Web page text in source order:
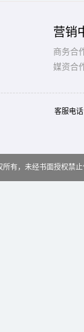
营销
商务合
媒资合
客服电
所有，未经书面授权